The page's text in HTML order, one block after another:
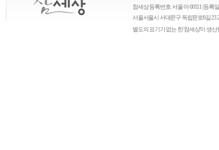
참세상 등록번호: 서울 아 00111 | 등록
서울서울시 서대문구 독립문로8길 23
별도의 표기가 없는 한 '참세상'이 생